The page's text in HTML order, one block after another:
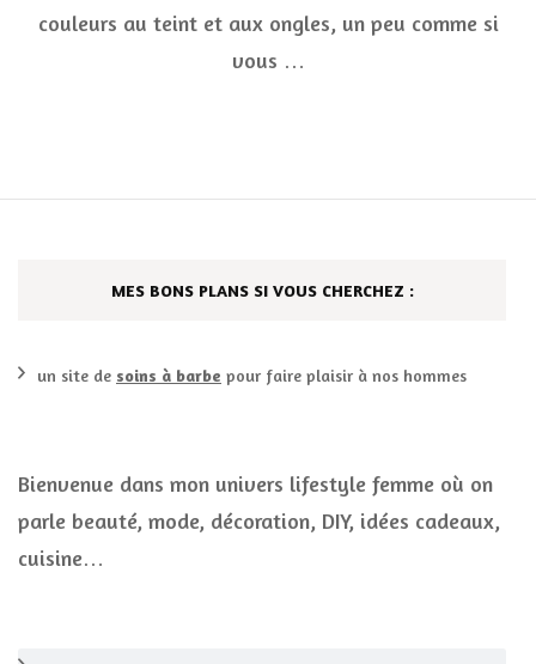
couleurs au teint et aux ongles, un peu comme si
vous …
MES BONS PLANS SI VOUS CHERCHEZ :
un site de soins à barbe pour faire plaisir à nos hommes
Bienvenue dans mon univers lifestyle femme où on
parle beauté, mode, décoration, DIY, idées cadeaux,
cuisine…